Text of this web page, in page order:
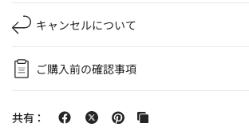
キャンセルについて
ご購入前の確認事項
共有：